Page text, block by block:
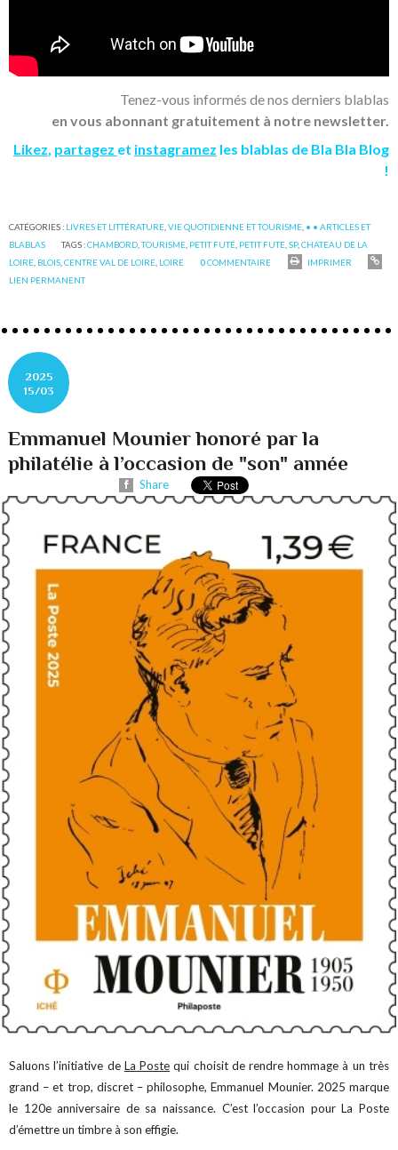
Tenez-vous informés de nos derniers blablas
en vous abonnant gratuitement à notre newsletter.
Likez, partagez et instagramez les blablas de Bla Bla Blog
!
CATÉGORIES : LIVRES ET LITTÉRATURE ,VIE QUOTIDIENNE ET TOURISME • • ARTICLES ET
BLABLAS
TAGS :CHAMBORD ,TOURISME PETIT FUTÉ PETIT FUTE ,SP,CHATEAU DE LA
LOIRE BLOIS ,CENTRE VAL DE LOIRE LOIRE 0COMMENTAIRE
IMPRIMER
LIEN PERMANENT
2025
15/03
Emmanuel Mounier honoré par la
philatélie à l’occasion de "son" année
Share
Saluons l’initiative de La Poste qui choisit de rendre hommage à un très
grand – et trop, discret – philosophe, Emmanuel Mounier. 2025 marque
le 120e anniversaire de sa naissance. C’est l’occasion pour La Poste
d’émettre un timbre à son effigie.